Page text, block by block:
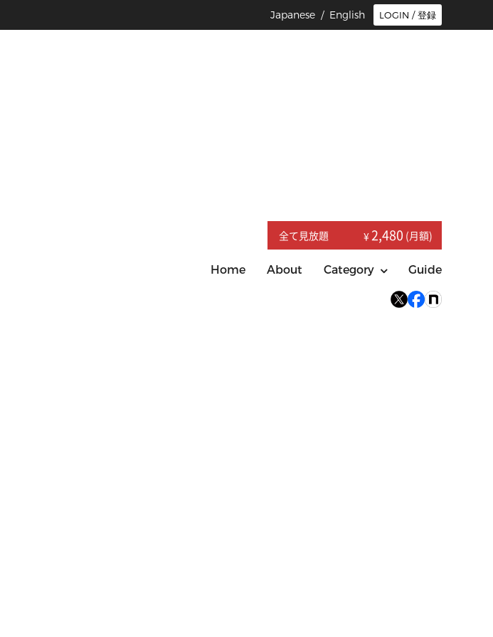
LOGIN / 登録
Japanese / English
全て見放題 ¥2,480 (月額)
Home About Category Guide